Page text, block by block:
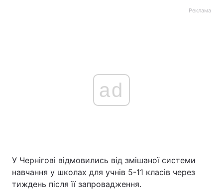
Реклама
ad
У Чернігові відмовились від змішаної системи
навчання у школах для учнів 5-11 класів через
тиждень після її запровадження.